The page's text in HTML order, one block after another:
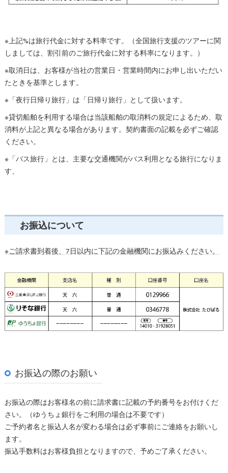
※上記%は旅行代金に対する料率です。（全国旅行支援のツアーに関
しましては、割引前のご旅行代金に対する料率になります。）
※取消日は、お客様が当社の営業日・営業時間内にお申し出いただい
たときを基準とします。
※「夜行日帰り旅行」は「日帰り旅行」として扱います。
※貸切船舶を利用する場合は当該船舶の取消料の規定によるため、取
消料が上記と異なる場合があります。契約書面の記載を必ずご確認
ください。
※「バス旅行」とは、主要な交通機関がバス利用となる旅行になりま
す、
お振込について
※ご請求書到着後、7日以内に下記の金融機関にお振込みください。
お振込の際のお願い
お振込の際はお客様名の前に請求書に記載の予約番号をお付けくだ
さい。（ゆうちょ銀行をご利用の場合は不要です）
ご予約者名と振込人名が変わる場合は必ず事前にご連絡をお願いし
ます。
振込手数料はお客様負担となりますので、予めご了承ください。